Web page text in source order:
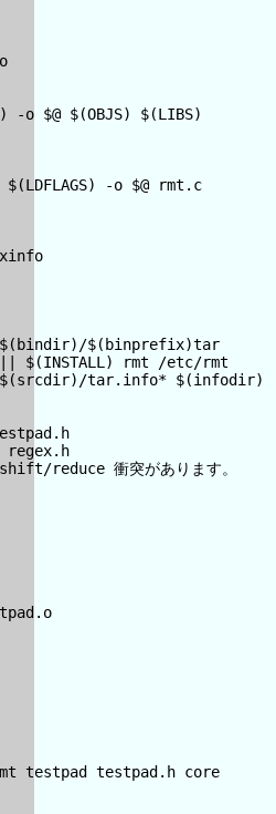
-o $@ $(OBJS) $(LIBS)
$(LDFLAGS) -o $@ rmt.c
$(binprefix)tar
$(INSTALL) rmt /etc/rmt
tar.info* $(infodir)
reduce 衝突があります。
testpad testpad.h core